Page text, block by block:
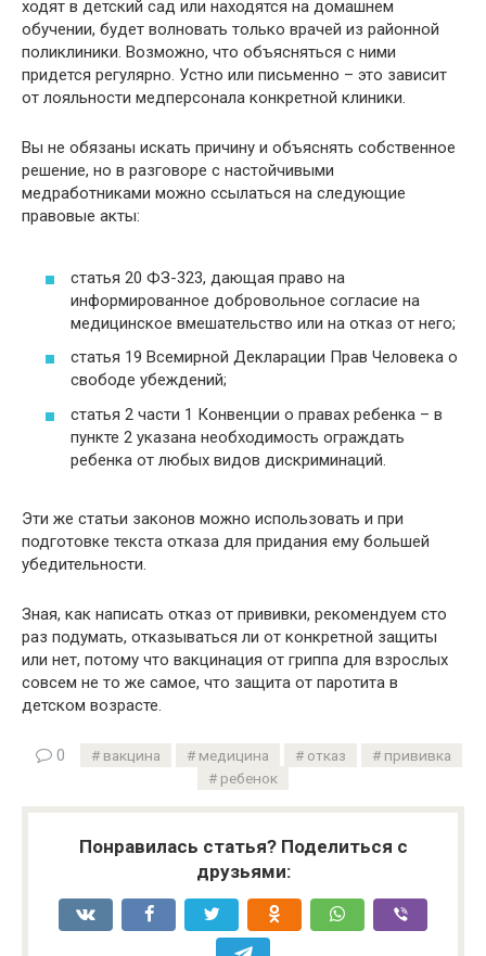
ходят в детский сад или находятся на домашнем
обучении, будет волновать только врачей из районной
поликлиники. Возможно, что объясняться с ними
придется регулярно. Устно или письменно – это зависит
от лояльности медперсонала конкретной клиники.
Вы не обязаны искать причину и объяснять собственное
решение, но в разговоре с настойчивыми
медработниками можно ссылаться на следующие
правовые акты:
статья 20 ФЗ-323, дающая право на
информированное добровольное согласие на
медицинское вмешательство или на отказ от него;
статья 19 Всемирной Декларации Прав Человека о
свободе убеждений;
статья 2 части 1 Конвенции о правах ребенка – в
пункте 2 указана необходимость ограждать
ребенка от любых видов дискриминаций.
Эти же статьи законов можно использовать и при
подготовке текста отказа для придания ему большей
убедительности.
Зная, как написать отказ от прививки, рекомендуем сто
раз подумать, отказываться ли от конкретной защиты
или нет, потому что вакцинация от гриппа для взрослых
совсем не то же самое, что защита от паротита в
детском возрасте.
0 вакцина медицина отказ
прививка
ребенок
Понравилась статья? Поделиться с
друзьями: